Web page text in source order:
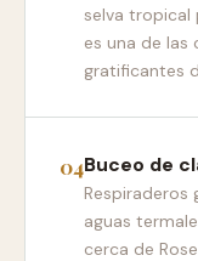
selva tropical
es una de las
gratificantes
Buceo de
Respiraderos
aguas
cerca de